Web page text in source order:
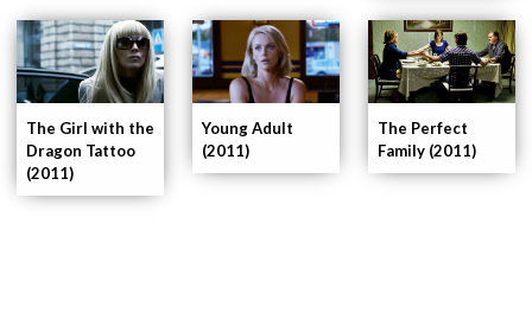
The Perfect
Family (2011)
Young Adult
(2011)
The Girl with the
Dragon Tattoo
(2011)